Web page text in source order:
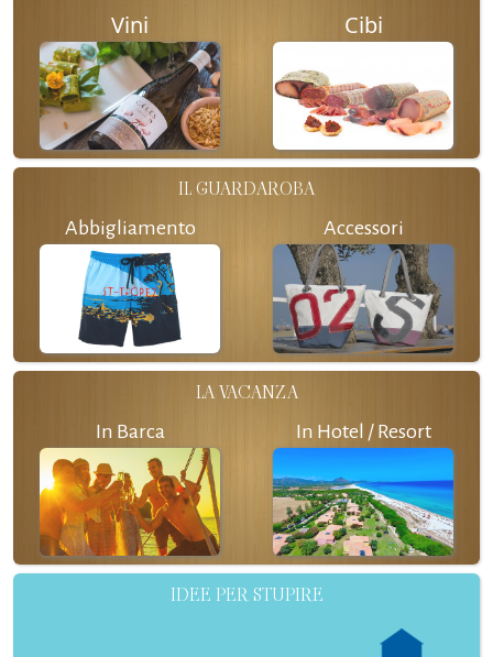
Vini Cibi
IL GUARDAROBA
Abbigliamento Accessori
LA VACANZA
In Barca In Hotel / Resort
IDEE PER STUPIRE